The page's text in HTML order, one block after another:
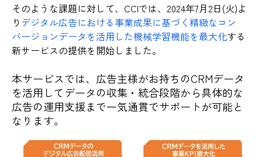
そのような課題に対して、CCIでは、2024年7月2日(火)よ
り デジタル広告における事業成果に基づく精緻なコン
バージョンデータを活用した機械学習機能を最大化する
新サービスの提供を開始しました。
本サービスでは、広告主様がお持ちのCRMデータ
を活用してデータの収集・統合段階から具体的な
広告の運用支援まで一気通貫でサポートが可能と
なります。